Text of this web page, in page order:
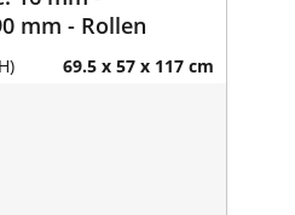
mm - Rollen
69.5 x 57 x 117 cm